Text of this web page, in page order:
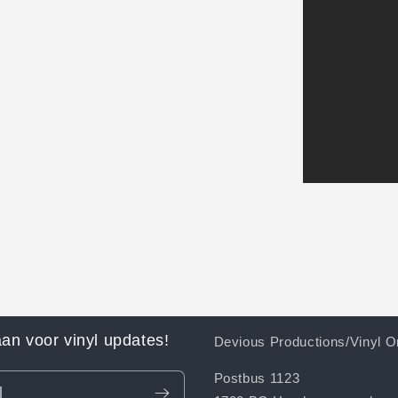
voor vinyl updates! Devious Productions/Vinyl
Postbus 1123